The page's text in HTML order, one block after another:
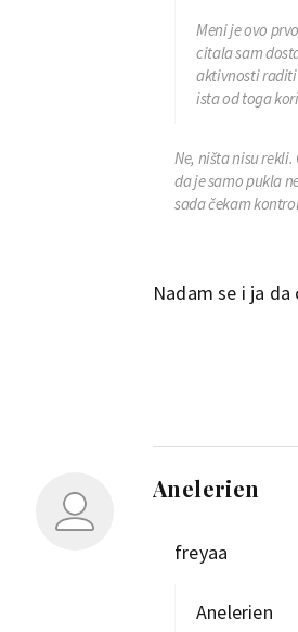
Meni je ovo
citala sam
aktivnosti raditi
ista od toga
Ne, ništa nisu
da je samo pukla
sada čekam
Nadam se i ja
Anelerien
freyaa
Anelerien